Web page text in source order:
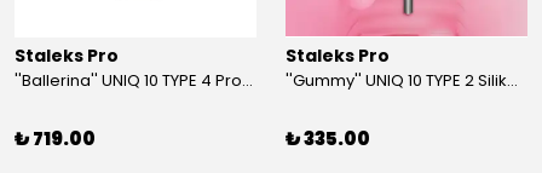
Staleks Pro
''Ballerina'' UNIQ 10 TYPE 4 Profesyonel Tırnak Eti Makası
₺ 719.00
Staleks Pro
''Gummy'' UNIQ 10 TYPE 2 Silikon Saplı Tırnak Eti İtici (Dar Yuvarlak + Yamuk İtici)
₺ 335.00